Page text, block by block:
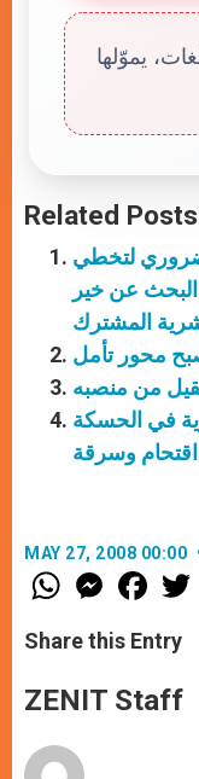
يموّلها
Related
لتخطي
البحث عن خير
من منصبه
في الحسكة
وسرقة
MAY 27, 2008 00:00
W
h
t
s
p
p
M
e
s
e
g
e
F
a
e
b
o
k
Share this Entry
ZENIT Staff